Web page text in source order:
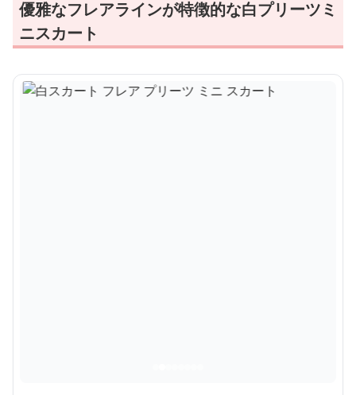
優雅なフレアラインが特徴的な白プリーツミ
ニスカート